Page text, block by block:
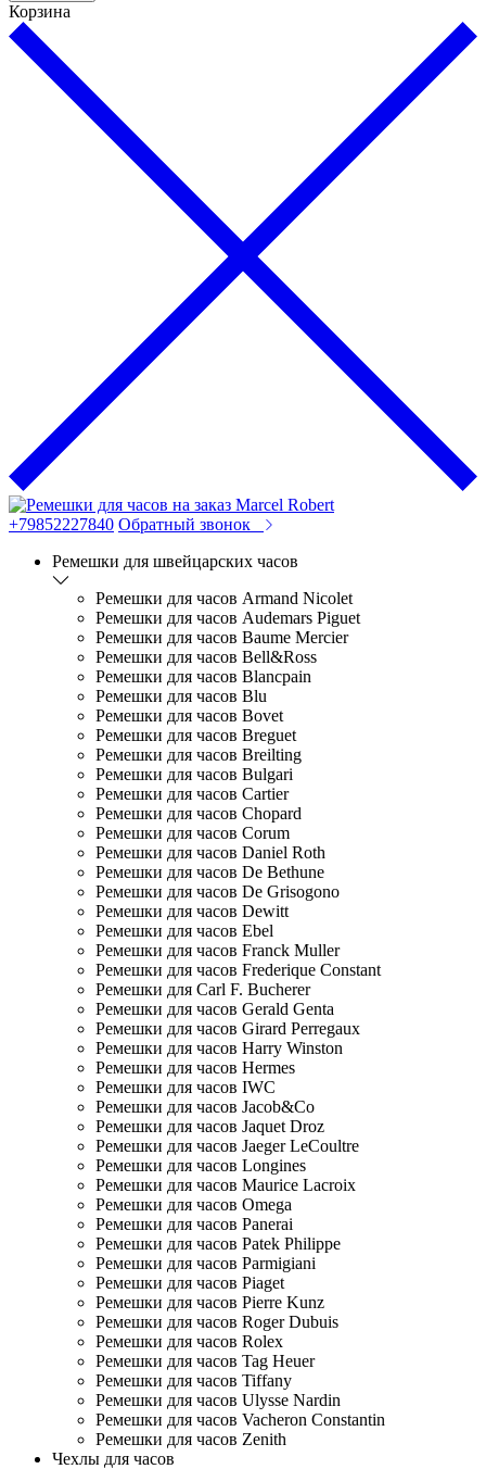
Корзина
+79852227840 Обратный звонок
Ремешки для швейцарских часов
Ремешки для часов Armand Nicolet
Ремешки для часов Audemars Piguet
Ремешки для часов Baume Mercier
Ремешки для часов Bell&Ross
Ремешки для часов Blancpain
Ремешки для часов Blu
Ремешки для часов Bovet
Ремешки для часов Breguet
Ремешки для часов Breilting
Ремешки для часов Bulgari
Ремешки для часов Cartier
Ремешки для часов Chopard
Ремешки для часов Corum
Ремешки для часов Daniel Roth
Ремешки для часов De Bethune
Ремешки для часов De Grisogono
Ремешки для часов Dewitt
Ремешки для часов Ebel
Ремешки для часов Franck Muller
Ремешки для часов Frederique Constant
Ремешки для Carl F. Bucherer
Ремешки для часов Gerald Genta
Ремешки для часов Girard Perregaux
Ремешки для часов Harry Winston
Ремешки для часов Hermes
Ремешки для часов IWC
Ремешки для часов Jacob&Co
Ремешки для часов Jaquet Droz
Ремешки для часов Jaeger LeCoultre
Ремешки для часов Longines
Ремешки для часов Maurice Lacroix
Ремешки для часов Omega
Ремешки для часов Panerai
Ремешки для часов Patek Philippe
Ремешки для часов Parmigiani
Ремешки для часов Piaget
Ремешки для часов Pierre Kunz
Ремешки для часов Roger Dubuis
Ремешки для часов Rolex
Ремешки для часов Tag Heuer
Ремешки для часов Tiffany
Ремешки для часов Ulysse Nardin
Ремешки для часов Vacheron Constantin
Ремешки для часов Zenith
Чехлы для часов